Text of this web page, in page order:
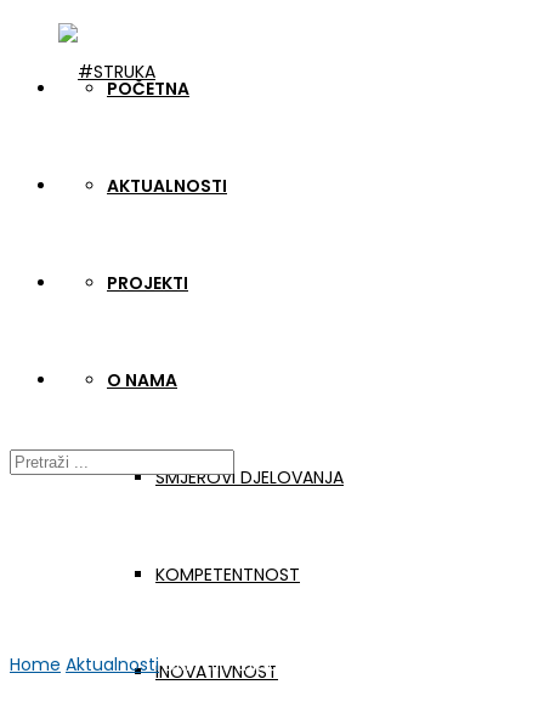
POČETNA
AKTUALNOSTI
PROJEKTI
O NAMA
SMJEROVI DJELOVANJA
KOMPETENTNOST
INOVATIVNOST
Home Aktualnosti DRinVET trilateralni sastanak